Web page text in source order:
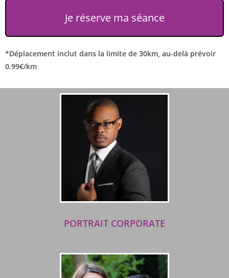
Je réserve ma séance
*Déplacement inclut dans la limite de 30km, au-delà prévoir
0.99€/km
PORTRAIT CORPORATE